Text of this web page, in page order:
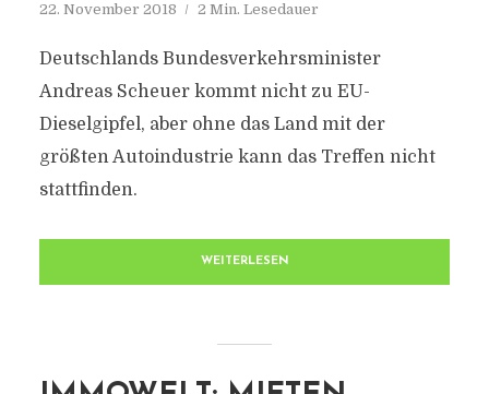
22. November 2018 2 Min. Lesedauer
Deutschlands Bundesverkehrsminister
Andreas Scheuer kommt nicht zu EU-
Dieselgipfel, aber ohne das Land mit der
größten Autoindustrie kann das Treffen nicht
stattfinden.
WEITERLESEN